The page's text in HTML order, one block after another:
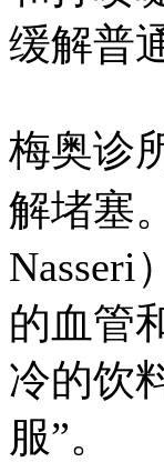
缓解普
梅奥诊
解堵塞
Nasseri
的血管
冷的饮
服”。